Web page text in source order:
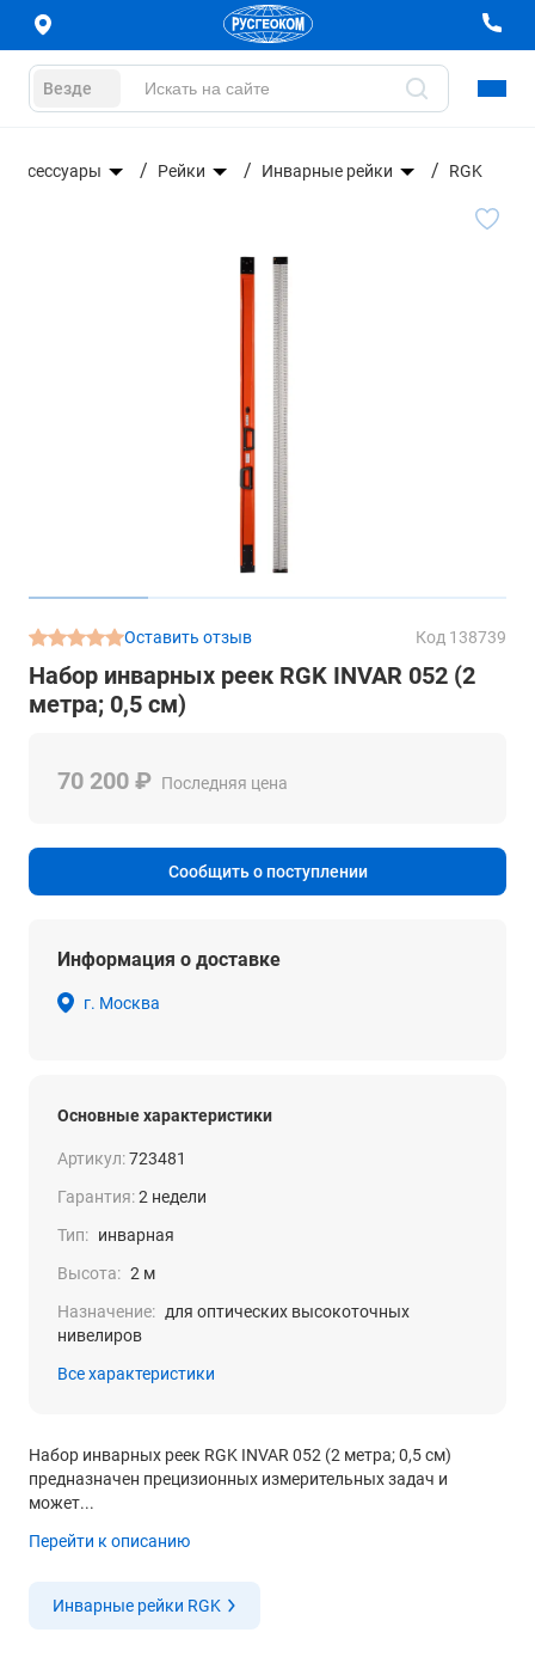
Везде
Аксессуары Рейки Инварные рейки RGK
Оставить отзыв Код 138739
Набор инварных реек RGK INVAR 052 (2
метра; 0,5 см)
70 200 ₽ Последняя цена
Сообщить о поступлении
Информация о доставке
г. Москва
Основные характеристики
Артикул:723481
Гарантия:2 недели
Тип: инварная
Высота: 2 м
Назначение: для оптических высокоточных
нивелиров
Все характеристики
Набор инварных реек RGK INVAR 052 (2 метра; 0,5 см)
предназначен прецизионных измерительных задач и
может...
Перейти к описанию
Инварные рейки RGK